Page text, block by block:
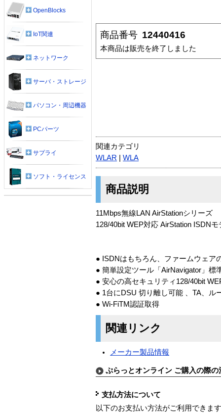
商品番号 12440416
本商品は販売を終了しました
関連カテゴリ
WLAR
WLA
商品説明
11Mbps無線LAN AirStationシリーズ
128/40bit WEP対応 AirStation ISDNモ
● ISDNはもちろん、ファームウェア
● 簡単設定ツール「AirNavigator」標
● 安心の高セキュリティ128/40bit
● 1台にDSU 切り離し可能 、TA、ル
● Wi-FiTM認証取得
関連リンク
メーカー製品情報
ぷらっとオンライン ご購入の際の
支払方法について
以下のお支払い方法がご利用できま
OpenBlocks
IoT関連
ネットワーク
サーバ・ストレージ
パソコン・周辺機器
PCパーツ
サプライ
ソフト・ライセンス